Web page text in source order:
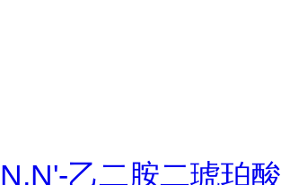
N,N'-乙二胺二琥珀酸